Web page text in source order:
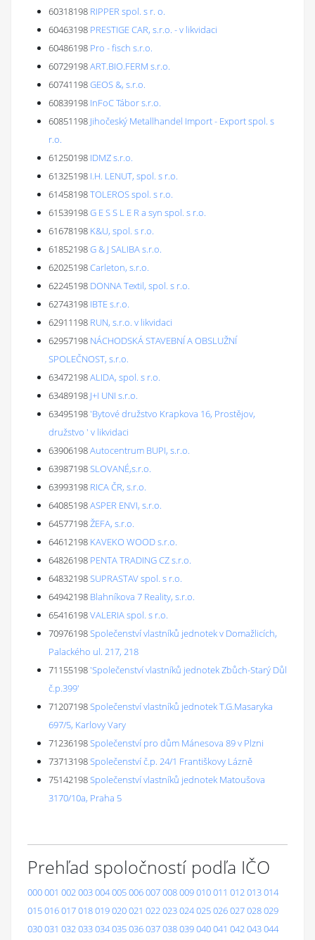
60318198 RIPPER spol. s r. o.
60463198 PRESTIGE CAR, s.r.o. - v likvidaci
60486198 Pro - fisch s.r.o.
60729198ART.BIO.FERM s.r.o.
60741198GEOS &, s.r.o.
60839198 InFoC Tábor s.r.o.
60851198 Jihočeský Metallhandel Import - Export spol. s
r.o.
61250198 IDMZ s.r.o.
61325198 I.H. LENUT, spol. s r.o.
61458198TOLEROS spol. s r.o.
61539198G E S S L E R a syn spol. s r.o.
61678198 K&U, spol. s r.o.
61852198G & J SALIBA s.r.o.
62025198Carleton, s.r.o.
62245198 DONNA Textil, spol. s r.o.
62743198 IBTE s.r.o.
62911198 RUN, s.r.o. v likvidaci
62957198 NÁCHODSKÁ STAVEBNÍ A OBSLUŽNÍ
SPOLEČNOST, s.r.o.
63472198ALIDA, spol. s r.o.
63489198 J+I UNI s.r.o.
63495198'Bytové družstvo Krapkova 16, Prostějov,
družstvo ' v likvidaci
63906198Autocentrum BUPI, s.r.o.
63987198SLOVANÉ,s.r.o.
63993198 RICA ČR, s.r.o.
64085198ASPER ENVI, s.r.o.
64577198ŽEFA, s.r.o.
64612198 KAVEKO WOOD s.r.o.
64826198 PENTA TRADING CZ s.r.o.
64832198SUPRASTAV spol. s r.o.
64942198 Blahníkova 7 Reality, s.r.o.
65416198VALERIA spol. s r.o.
70976198Společenství vlastníků jednotek v Domažlicích,
Palackého ul. 217, 218
71155198'Společenství vlastníků jednotek Zbůch-Starý Důl
č.p.399'
71207198Společenství vlastníků jednotek T.G.Masaryka
697/5, Karlovy Vary
71236198Společenství pro dům Mánesova 89 v Plzni
73713198Společenství č.p. 24/1 Františkovy Lázně
75142198Společenství vlastníků jednotek Matoušova
3170/10a, Praha 5
Prehľad spoločností podľa IČO
000001 002003004005006007008009010011 012013014
015016017018019020021 022023024025026027028029
030031 032033034035036037038039040041 042043044